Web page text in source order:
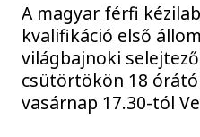
A magyar férfi
kvalifikáció első
világbajnoki
csütörtökön 18
vasárnap 17.30-tól